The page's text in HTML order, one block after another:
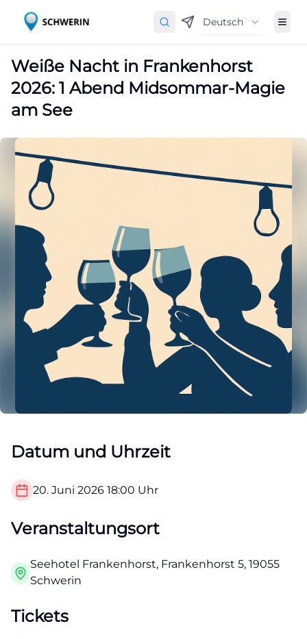
Deutsch
Weiße Nacht in Frankenhorst
2026: 1 Abend Midsommar-Magie
am See
Datum und Uhrzeit
20. Juni 2026 18:00 Uhr
Veranstaltungsort
Seehotel Frankenhorst, Frankenhorst 5, 19055
Schwerin
Tickets